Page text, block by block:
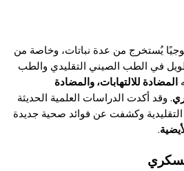
يُستخرج من عدة نباتات، وخاصة من
في الطب الصيني التقليدي والطب
المضادة للالتهابات، والمضادة
. وقد أكدت الدراسات العلمية الحديثة
وكشفت عن فوائد صحية جديدة
.